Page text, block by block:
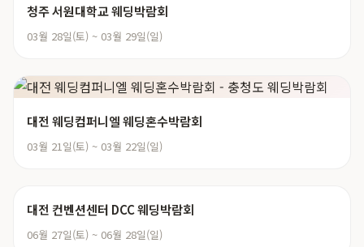
청주 서원대학교 웨딩박람회
03월 28일(토) ~ 03월 29일(일)
대전 웨딩컴퍼니엘 웨딩혼수박람회
03월 21일(토) ~ 03월 22일(일)
대전 컨벤션센터 DCC 웨딩박람회
06월 27일(토) ~ 06월 28일(일)